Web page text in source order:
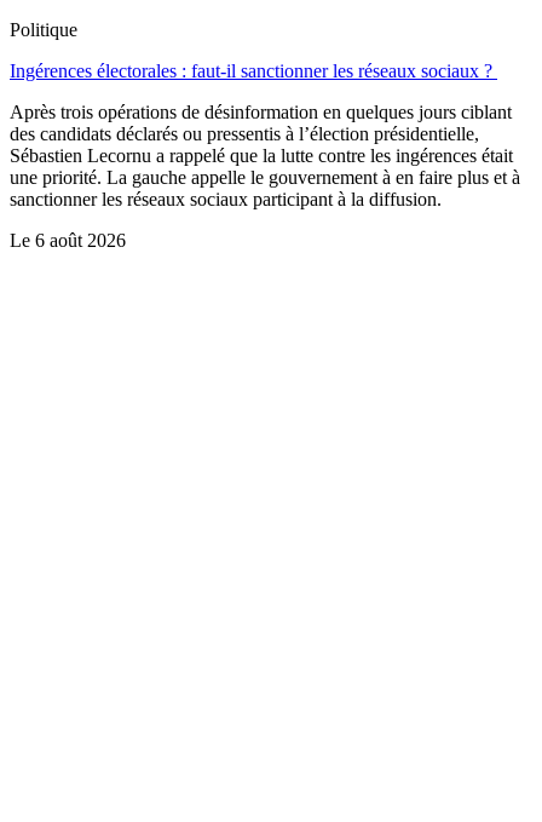
Politique
Ingérences électorales : faut-il sanctionner les réseaux sociaux ?
Après trois opérations de désinformation en quelques jours ciblant
des candidats déclarés ou pressentis à l’élection présidentielle,
Sébastien Lecornu a rappelé que la lutte contre les ingérences était
une priorité. La gauche appelle le gouvernement à en faire plus et à
sanctionner les réseaux sociaux participant à la diffusion.
Le 6 août 2026